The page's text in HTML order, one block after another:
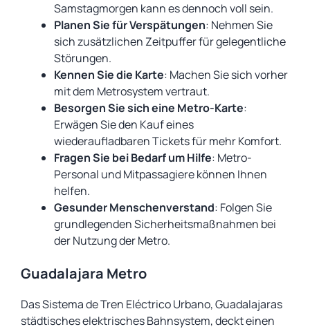
Samstagmorgen kann es dennoch voll sein.
Planen Sie für Verspätungen: Nehmen Sie
sich zusätzlichen Zeitpuffer für gelegentliche
Störungen.
Kennen Sie die Karte: Machen Sie sich vorher
mit dem Metrosystem vertraut.
Besorgen Sie sich eine Metro-Karte:
Erwägen Sie den Kauf eines
wiederaufladbaren Tickets für mehr Komfort.
Fragen Sie bei Bedarf um Hilfe: Metro-
Personal und Mitpassagiere können Ihnen
helfen.
Gesunder Menschenverstand: Folgen Sie
grundlegenden Sicherheitsmaßnahmen bei
der Nutzung der Metro.
Guadalajara Metro
Das Sistema de Tren Eléctrico Urbano, Guadalajaras
städtisches elektrisches Bahnsystem, deckt einen